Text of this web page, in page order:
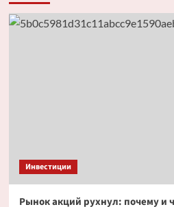
Инвестиции
Рынок акций рухнул: почему и